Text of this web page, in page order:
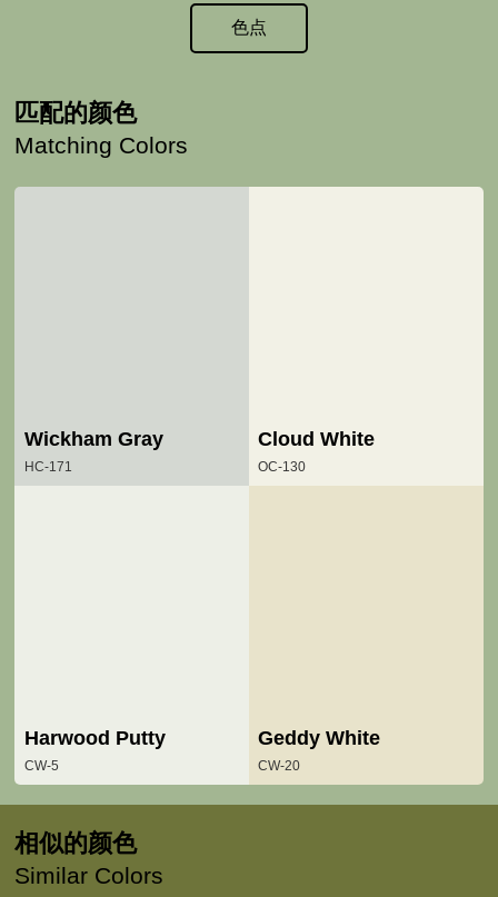
色点
匹配的颜色
Matching Colors
Wickham Gray
HC-171
Cloud White
OC-130
Harwood Putty
CW-5
Geddy White
CW-20
相似的颜色
Similar Colors